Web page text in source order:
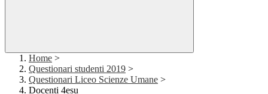
Home >
Questionari studenti 2019 >
Questionari Liceo Scienze Umane >
Docenti 4esu